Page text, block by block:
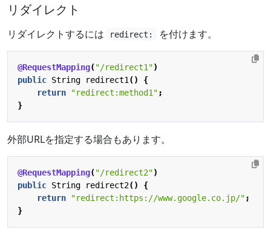
リダイレクト
リダイレクトするには redirect: を付けます。
@RequestMapping("/redirect1")
public String redirect1 ()
{
return
"redirect:method1" ;
}
外部URLを指定する場合もあります。
@RequestMapping("/redirect2")
public String redirect2()
{
return
"redirect:https://www.google.co.jp/" ;
}